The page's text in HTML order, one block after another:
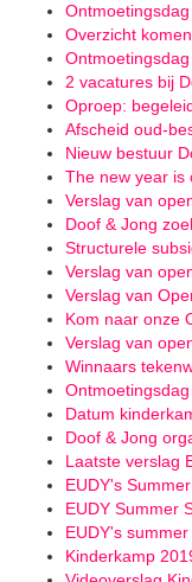
Overzicht
2 vacatures bij
Oproep:
Afscheid oud-
Nieuw bestuur
The new year is
Verslag van
Doof & Jong
Structurele
Verslag van
Verslag van
Kom naar onze
Verslag van
Winnaars
Datum
Doof & Jong
Laatste verslag
EUDY's
EUDY Summer
EUDY's
Kinderkamp